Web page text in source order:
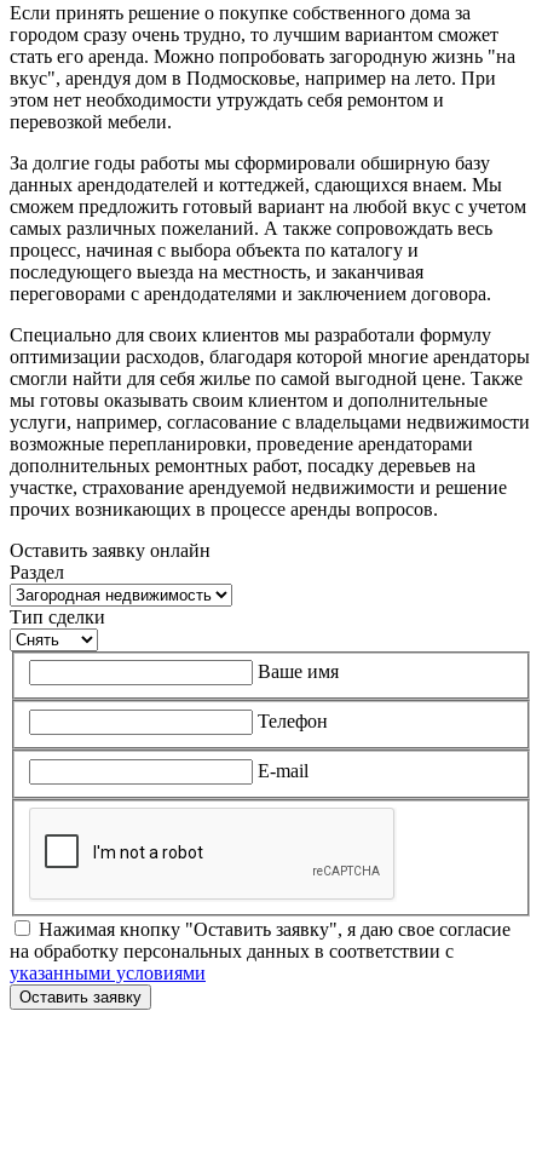
Если принять решение о покупке собственного дома за
городом сразу очень трудно, то лучшим вариантом сможет
стать его аренда. Можно попробовать загородную жизнь "на
вкус", арендуя дом в Подмосковье, например на лето. При
этом нет необходимости утруждать себя ремонтом и
перевозкой мебели.
За долгие годы работы мы сформировали обширную базу
данных арендодателей и коттеджей, сдающихся внаем. Мы
сможем предложить готовый вариант на любой вкус с учетом
самых различных пожеланий. А также сопровождать весь
процесс, начиная с выбора объекта по каталогу и
последующего выезда на местность, и заканчивая
переговорами с арендодателями и заключением договора.
Специально для своих клиентов мы разработали формулу
оптимизации расходов, благодаря которой многие арендаторы
смогли найти для себя жилье по самой выгодной цене. Также
мы готовы оказывать своим клиентом и дополнительные
услуги, например, согласование с владельцами недвижимости
возможные перепланировки, проведение арендаторами
дополнительных ремонтных работ, посадку деревьев на
участке, страхование арендуемой недвижимости и решение
прочих возникающих в процессе аренды вопросов.
Оставить заявку онлайн
Раздел
Тип сделки
Ваше имя
Телефон
E-mail
Нажимая кнопку "Оставить заявку", я даю свое согласие
на обработку персональных данных в соответствии с
указанными условиями
Оставить заявку